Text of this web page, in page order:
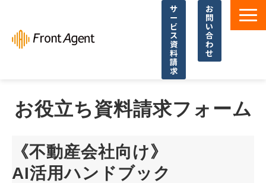
サ
ー
ビ
ス
資
料
請
求
お
問
い
合
わ
せ
よくあるご質問
お役立ち資料一覧
お役立ち記事・コラム
お役立ち資料請求フォーム
《不動産会社向け》
AI活用ハンドブック